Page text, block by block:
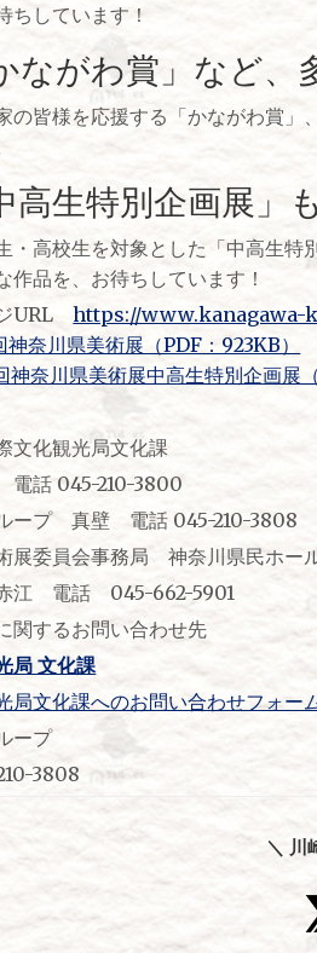
ちしています！
がわ賞」など、
の皆様を応援する「かながわ賞
生特別企画展」も
・高校生を対象とした「中高生特
作品を、お待ちしています！
ジURLhttps://
神奈川県美術展（PDF：923KB）
神奈川県美術展中高生特別企画展
文化観光局文化課
話 045-210-3800
ープ 真壁 電話 045-210-3808
展委員会事務局 神奈川県民ホー
江 電話 045-662-5901
関するお問い合わせ先
局 文化課
局文化課へのお問い合わせフォー
ープ
3808
＼ 川